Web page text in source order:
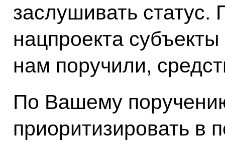
заслушивать статус.
нацпроекта
нам поручили,
По Вашему
приоритизировать в